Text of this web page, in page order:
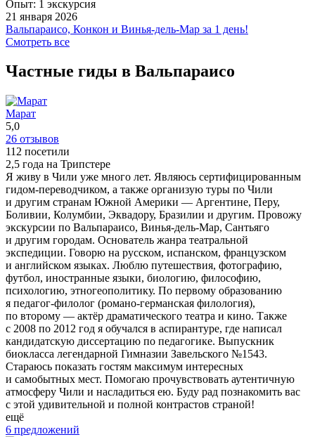
Это был по-настоящему аутентичный тур, который
позволил увидеть Чили с совершенно другой стороны.
Особенно запомнилось посещение фермы альпак, где
можно было познакомиться с этими очаровательными
ярким впечатлением стала винодельня: великолепные вина,
красивая территория и вкусный обед с местными блюдами
сделали остановку незабываемой. Завершили поездку
прогулки по небольшим уютным городкам в окрестностях
Сантьяго, где чувствуется настоящий колорит и неспешная
жизнь региона.
ещё
Опыт: 1 экскурсия
21 января 2026
Вальпараисо, Конкон и Винья-дель-Мар за 1 день!
Мы провели с Маратом отличный день, катаясь между трех
региона, так и просто об особенностях повседневной жизни
чилийцев.
ещё
Смотреть все
Частные гиды в Вальпараисо
Марат
5,0
26 отзывов
112 посетили
2,5 года на Трипстере
Я живу в Чили уже много лет. Являюсь сертифицированным
гидом-переводчиком, а также организую туры по Чили
и другим странам Южной Америки — Аргентине, Перу,
Боливии, Колумбии, Эквадору, Бразилии и другим. Провожу
экскурсии по Вальпараисо, Винья-дель-Мар, Сантьяго
и другим городам. Основатель жанра театральной
экспедиции. Говорю на русском, испанском, французском
и английском языках. Люблю путешествия, фотографию,
футбол, иностранные языки, биологию, философию,
психологию, этногеополитику. По первому образованию
я педагог-филолог (романо-германская филология),
по второму — актёр драматического театра и кино. Также
с 2008 по 2012 год я обучался в аспирантуре, где написал
кандидатскую диссертацию по педагогике. Выпускник
биокласса легендарной Гимназии Завельского №1543.
Стараюсь показать гостям максимум интересных
и самобытных мест. Помогаю прочувствовать аутентичную
атмосферу Чили и насладиться ею. Буду рад познакомить вас
с этой удивительной и полной контрастов страной!
ещё
6 предложений